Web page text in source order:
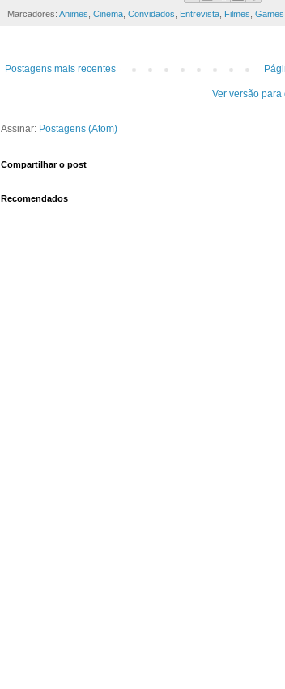
Marcadores: Animes Cinema Convidados Entrevista Filmes Games
Postagens mais recentes
Ver versão
Assinar: Postagens (Atom)
Compartilhar o post
Recomendados